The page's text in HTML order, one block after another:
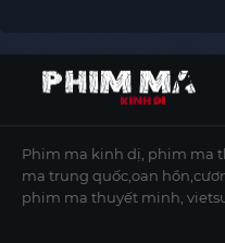
Phim ma kinh dị, phim ma
ma trung quốc,oan
phim ma thuyết minh,